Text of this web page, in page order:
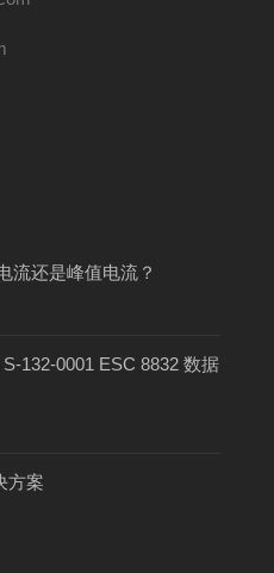
流还是峰值电流？
132-0001 ESC 8832 数据
方案